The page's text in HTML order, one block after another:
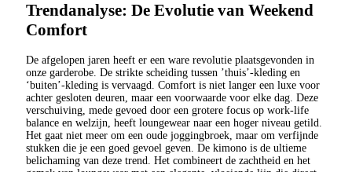
Trendanalyse: De Evolutie van Weekend
Comfort
De afgelopen jaren heeft er een ware revolutie plaatsgevonden in
onze garderobe. De strikte scheiding tussen ’thuis’-kleding en
‘buiten’-kleding is vervaagd. Comfort is niet langer een luxe voor
achter gesloten deuren, maar een voorwaarde voor elke dag. Deze
verschuiving, mede gevoed door een grotere focus op work-life
balance en welzijn, heeft loungewear naar een hoger niveau getild.
Het gaat niet meer om een oude joggingbroek, maar om verfijnde
stukken die je een goed gevoel geven. De kimono is de ultieme
belichaming van deze trend. Het combineert de zachtheid en het